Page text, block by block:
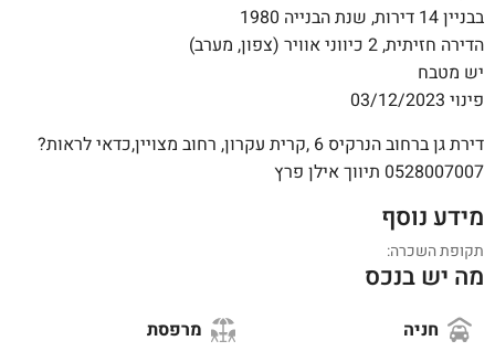
בבניין 14 דירות, שנת הבנייה 1980
הדירה חזיתית, 2 כיווני אוויר (צפון, מערב)
יש מטבח
פינוי 03/12/2023
דירת גן ברחוב הנרקיס 6 ,קרית עקרון, רחוב מצויין,כדאי לראות?
0528007007 תיווך אילן פרץ
מידע נוסף
תקופת השכרה:
מה יש בנכס
חניה
מרפסת